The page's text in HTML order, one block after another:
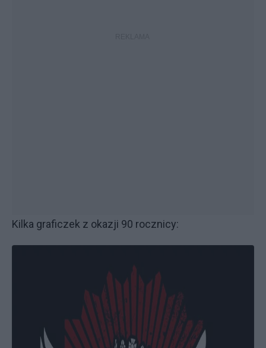
Kilka graficzek z okazji 90 rocznicy: